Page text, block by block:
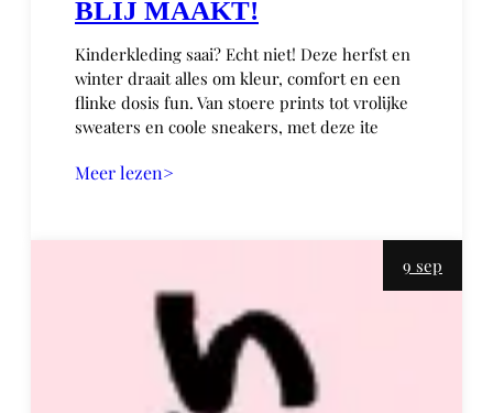
BLIJ MAAKT!
Kinderkleding saai? Echt niet! Deze herfst en
winter draait alles om kleur, comfort en een
flinke dosis fun. Van stoere prints tot vrolijke
sweaters en coole sneakers, met deze ite
Meer lezen>
9 sep